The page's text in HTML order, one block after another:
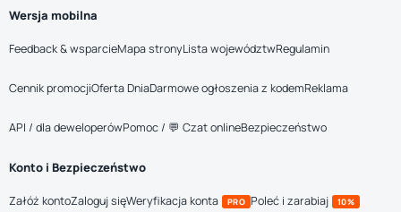
Wersja mobilna
Feedback & wsparcieMapa stronyLista województwRegulamin
Cennik promocjiOferta DniaDarmowe ogłoszenia z kodemReklama
API / dla deweloperówPomoc / 💬 Czat onlineBezpieczeństwo
Konto i Bezpieczeństwo
Załóż kontoZaloguj sięWeryfikacja konta PRO Poleć i zarabiaj 10%